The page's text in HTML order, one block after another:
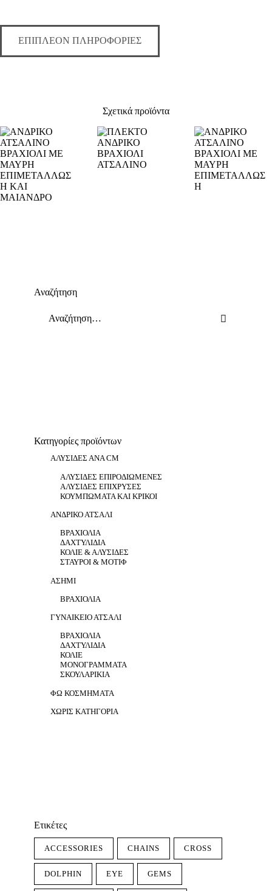
ΕΠΙΠΛΈΟΝ ΠΛΗΡΟΦΟΡΊΕΣ
Σχετικά προϊόντα
ΑΤΣΑΛΙΝΟ
ΒΡΑΧΙΟΛΙ
ΜΕ ΜΑΥΡΗ
ΕΠΙΜΕΤΑΛ
ΛΩΣΗ ΚΑΙ
ΜΑΙΑΝΔΡΟ
ΠΛΕΚΤΟ
ΑΝΔΡΙΚΟ
ΒΡΑΧΙΟΛΙ
ΑΝΔΡΙΚΟ
ΑΤΣΑΛΙΝΟ
ΒΡΑΧΙΟΛΙ
ΜΕ ΜΑΥΡΗ
ΕΠΙΜΕΤΑΛ
Αναζήτηση
Κατηγορίες προϊόντων
ΑΛΥΣΊΔΕΣ ΑΝΆ CM
ΑΛΥΣΊΔΕΣ ΕΠΙΡΟΔΙΩΜΈΝΕΣ
ΑΛΥΣΊΔΕΣ ΕΠΊΧΡΥΣΕΣ
ΚΟΥΜΠΏΜΑΤΑ ΚΑΙ ΚΡΊΚΟΙ
ΑΝΔΡΙΚΌ ΑΤΣΆΛΙ
ΒΡΑΧΙΌΛΙΑ
ΔΑΧΤΥΛΊΔΙΑ
ΚΟΛΙΈ & ΑΛΥΣΊΔΕΣ
ΣΤΑΥΡΟΊ & ΜΟΤΊΦ
ΑΣΉΜΙ
ΒΡΑΧΙΌΛΙΑ
ΓΥΝΑΙΚΕΊΟ ΑΤΣΆΛΙ
ΒΡΑΧΙΌΛΙΑ
ΔΑΧΤΥΛΊΔΙΑ
ΚΟΛΙΈ
ΜΟΝΟΓΡΆΜΜΑΤΑ
ΣΚΟΥΛΑΡΊΚΙΑ
ΦΩ ΚΟΣΜΉΜΑΤΑ
ΧΩΡΊΣ ΚΑΤΗΓΟΡΊΑ
Ετικέτες
ACCESSORIES CHAINS CROSS
DOLPHIN EYE GEMS